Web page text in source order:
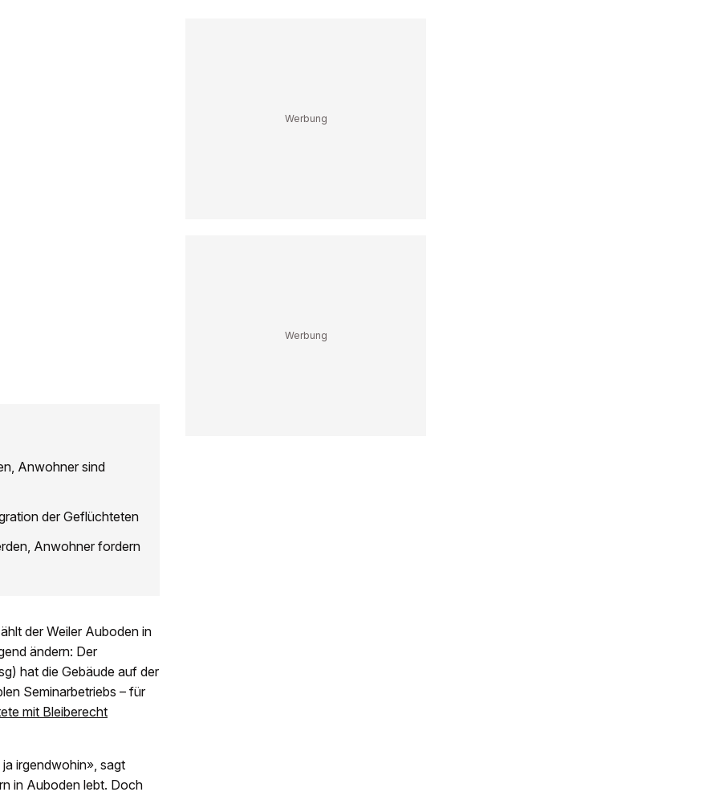
Anwohner sind
der Geflüchteten
Anwohner fordern
der Weiler Auboden in
ändern: Der
hat die Gebäude auf der
Seminarbetriebs – für
mit Bleiberecht
irgendwohin», sagt
in Auboden lebt. Doch